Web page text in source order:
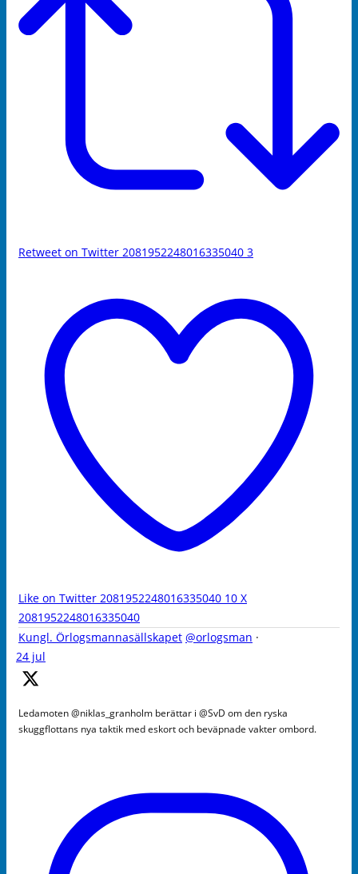
Retweet on Twitter 2081952248016335040 3
Like on Twitter 2081952248016335040 10 X
2081952248016335040
Kungl. Örlogsmannasällskapet @orlogsman ·
24 jul
Ledamoten @niklas_granholm berättar i @SvD om den ryska
skuggflottans nya taktik med eskort och beväpnade vakter ombord.